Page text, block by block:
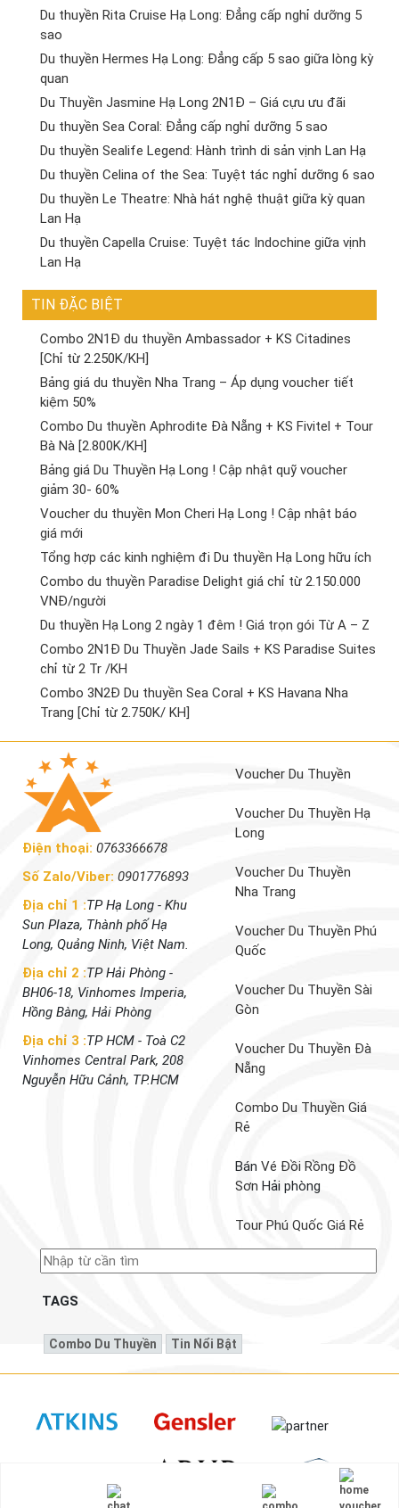
Du thuyền Rita Cruise Hạ Long: Đẳng cấp nghỉ dưỡng 5
sao
Du thuyền Hermes Hạ Long: Đẳng cấp 5 sao giữa lòng kỳ
quan
Du Thuyền Jasmine Hạ Long 2N1Đ – Giá cựu ưu đãi
Du thuyền Sea Coral: Đẳng cấp nghỉ dưỡng 5 sao
Du thuyền Sealife Legend: Hành trình di sản vịnh Lan Hạ
Du thuyền Celina of the Sea: Tuyệt tác nghỉ dưỡng 6 sao
Du thuyền Le Theatre: Nhà hát nghệ thuật giữa kỳ quan
Lan Hạ
Du thuyền Capella Cruise: Tuyệt tác Indochine giữa vịnh
Lan Hạ
TIN ĐẶC BIỆT
Combo 2N1Đ du thuyền Ambassador + KS Citadines
[Chỉ từ 2.250K/KH]
Bảng giá du thuyền Nha Trang – Áp dụng voucher tiết
kiệm 50%
Combo Du thuyền Aphrodite Đà Nẵng + KS Fivitel + Tour
Bà Nà [2.800K/KH]
Bảng giá Du Thuyền Hạ Long ! Cập nhật quỹ voucher
giảm 30- 60%
Voucher du thuyền Mon Cheri Hạ Long ! Cập nhật báo
giá mới
Tổng hợp các kinh nghiệm đi Du thuyền Hạ Long hữu ích
Combo du thuyền Paradise Delight giá chỉ từ 2.150.000
VNĐ/người
Du thuyền Hạ Long 2 ngày 1 đêm ! Giá trọn gói Từ A – Z
Combo 2N1Đ Du Thuyền Jade Sails + KS Paradise Suites
chỉ từ 2 Tr /KH
Combo 3N2Đ Du thuyền Sea Coral + KS Havana Nha
Trang [Chỉ từ 2.750K/ KH]
Điện thoại: 0763366678
Số Zalo/Viber: 0901776893
Địa chỉ 1 :TP Hạ Long - Khu
Sun Plaza, Thành phố Hạ
Long, Quảng Ninh, Việt Nam.
Địa chỉ 2 :TP Hải Phòng -
BH06-18, Vinhomes Imperia,
Hồng Bàng, Hải Phòng
Địa chỉ 3 :TP HCM - Toà C2
Vinhomes Central Park, 208
Nguyễn Hữu Cảnh, TP.HCM
Voucher Du Thuyền
Voucher Du Thuyền Hạ
Long
Voucher Du Thuyền
Nha Trang
Voucher Du Thuyền Phú
Quốc
Voucher Du Thuyền Sài
Gòn
Voucher Du Thuyền Đà
Nẵng
Combo Du Thuyền Giá
Rẻ
Bán Vé Đồi Rồng Đồ
Sơn Hải phòng
Tour Phú Quốc Giá Rẻ
TAGS
Combo Du Thuyền Tin Nổi Bật